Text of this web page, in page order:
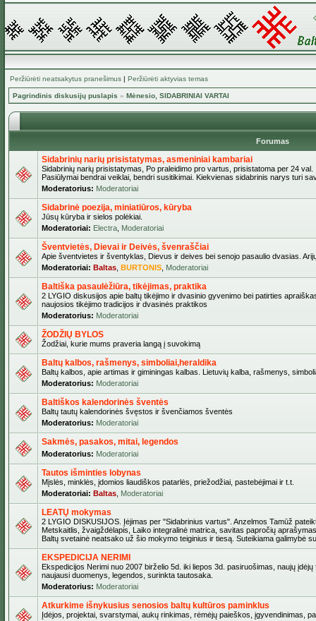
Peržiūrėti neatsakytus pranešimus | Peržiūrėti aktyvias temas
Pagrindinis diskusijų puslapis » Mėnesio, SIDABRINIAI VARTAI
Forumas
Sidabrinių narių prisistatymas, asmeniniai kambariai
Sidabrinių narių prisistatymas, Po praleidimo pro vartus, prisistatoma per 24 val.
Pasiūlymai bendrai veiklai, bendri susitikimai. Kiekvienas sidabrinis narys turi
Moderatorius: Moderatoriai
Sidabrinė poezija, miniatiūros, kūryba
Jūsų kūryba ir sielos polėkiai.
Moderatoriai: Electra Moderatoriai
Šventvietės, Dievai ir Deivės, švenraščiai
Apie šventvietes ir šventyklas, Dievus ir deives bei senojo pasaulio dvasias.
Moderatoriai: Baltas BURTONIS Moderatoriai
Baltiška pasaulėžiūra, tikėjimas, praktika
2 LYGIO diskusijos apie baltų tikėjimo ir dvasinio gyvenimo bei patirties
naujosios tikėjimo tradicijos ir dvasinės praktikos
Moderatorius: Moderatoriai
ŽODŽIŲ BYLOS
Žodžiai, kurie mums praveria langą į suvokimą
Baltų kalbos, rašmenys, simboliai,heraldika
Baltų kalbos, apie artimas ir giminingas kalbas. Lietuvių kalba, rašmenys,
Moderatorius: Moderatoriai
Baltiškos kalendorinės šventės
Baltų tautų kalendorinės švęstos ir švenčiamos šventės
Moderatorius: Moderatoriai
Sakmės, pasakos, mitai, legendos
Moderatorius: Moderatoriai
Tautos išminties lobynas
Mįslės, minklės, įdomios liaudiškos patarlės, priežodžiai, pastebėjimai ir t.t.
Moderatoriai: Baltas Moderatoriai
LEATŲ mokymas
2 LYGIO DISKUSIJOS. Įėjimas per "Sidabrinius vartus". Anzelmos Tamūž
Metskaitlis, žvaigždėlapis, Laiko integralinė matrica, savitas papročių
Baltų svetainė neatsako už šio mokymo teiginius ir tiesą. Suteikiama galimybė
EKSPEDICIJA NERIMI
Ekspedicijos Nerimi nuo 2007 birželio 5d. iki liepos 3d. pasiruošimas, naujų
naujausi duomenys, legendos, surinkta tautosaka.
Moderatorius: Moderatoriai
Atkurkime išnykusius senosios baltų kultūros paminklus
Įdėjos, projektai, svarstymai, aukų rinkimas, rėmėjų paieškos, įgyvendinimas,